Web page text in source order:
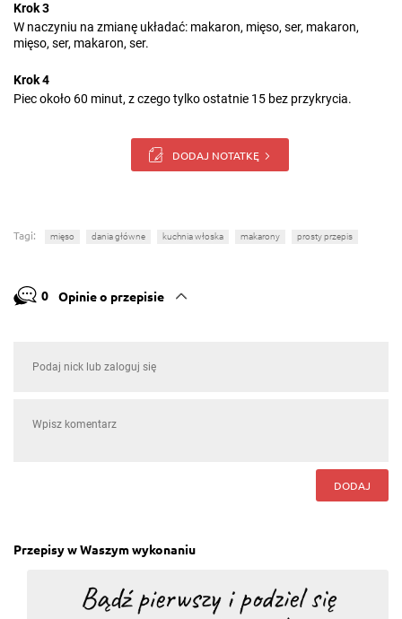
Krok 3
W naczyniu na zmianę układać: makaron, mięso, ser, makaron,
mięso, ser, makaron, ser.
Krok 4
Piec około 60 minut, z czego tylko ostatnie 15 bez przykrycia.
DODAJ NOTATKĘ
Tagi: mięso dania główne kuchnia włoska makarony prosty przepis
0 Opinie o przepisie
DODAJ
Przepisy w Waszym wykonaniu